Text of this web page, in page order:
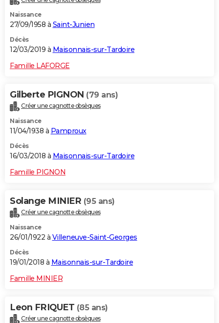
Naissance
27/09/1958 à Saint-Junien
Décès
12/03/2019 à Maisonnais-sur-Tardoire
Famille LAFORGE
Gilberte PIGNON (79 ans)
Créer une cagnotte obsèques
Naissance
11/04/1938 à Pamproux
Décès
16/03/2018 à Maisonnais-sur-Tardoire
Famille PIGNON
Solange MINIER (95 ans)
Créer une cagnotte obsèques
Naissance
26/01/1922 à Villeneuve-Saint-Georges
Décès
19/01/2018 à Maisonnais-sur-Tardoire
Famille MINIER
Leon FRIQUET (85 ans)
Créer une cagnotte obsèques